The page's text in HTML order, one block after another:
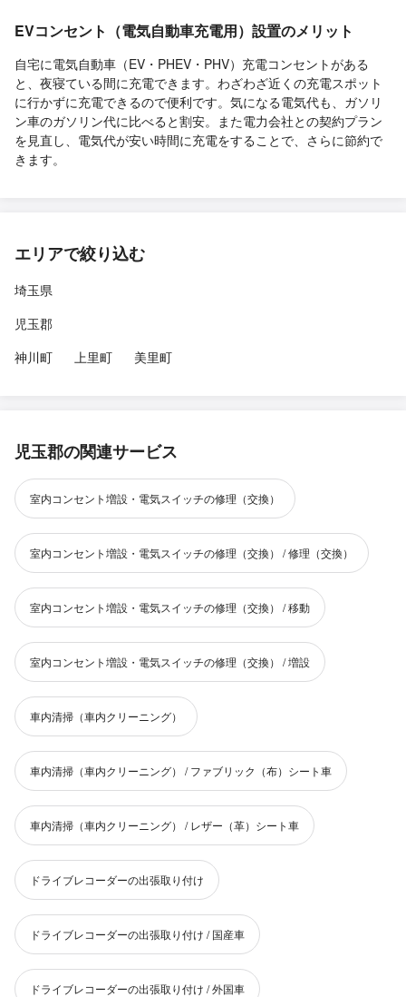
EVコンセント（電気自動車充電用）設置のメリット
自宅に電気自動車（EV・PHEV・PHV）充電コンセントがある
と、夜寝ている間に充電できます。わざわざ近くの充電スポット
に行かずに充電できるので便利です。気になる電気代も、ガソリ
ン車のガソリン代に比べると割安。また電力会社との契約プラン
を見直し、電気代が安い時間に充電をすることで、さらに節約で
きます。
エリアで絞り込む
埼玉県
児玉郡
神川町
上里町 美里町
児玉郡の関連サービス
室内コンセント増設・電気スイッチの修理（交換）
室内コンセント増設・電気スイッチの修理（交換） / 修理（交換）
室内コンセント増設・電気スイッチの修理（交換） / 移動
室内コンセント増設・電気スイッチの修理（交換） / 増設
車内清掃（車内クリーニング）
車内清掃（車内クリーニング） / ファブリック（布）シート車
車内清掃（車内クリーニング） / レザー（革）シート車
ドライブレコーダーの出張取り付け
ドライブレコーダーの出張取り付け / 国産車
ドライブレコーダーの出張取り付け / 外国車